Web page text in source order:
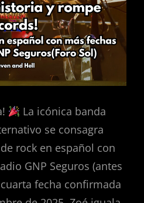
La icónica banda
se consagra
rock en español con
GNP Seguros (antes
fecha confirmada